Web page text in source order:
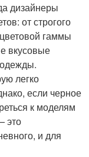
дизайнеры
от строгого
гаммы
вкусовые
легко
если черное
к моделям
это
и для